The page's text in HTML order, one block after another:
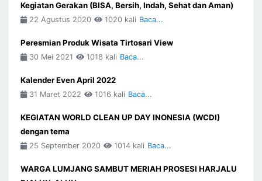
Kegiatan Gerakan (BISA, Bersih, Indah, Sehat dan Aman)
22 Agustus 2020 1020 kali Baca...
Peresmian Produk Wisata Tirtosari View
30 Mei 2021 1018 kali Baca...
Kalender Even April 2022
31 Maret 2022 1016 kali Baca...
KEGIATAN WORLD CLEAN UP DAY INONESIA (WCDI)
dengan tema
25 September 2020 1014 kali Baca...
WARGA LUMJANG SAMBUT MERIAH PROSESI HARJALU